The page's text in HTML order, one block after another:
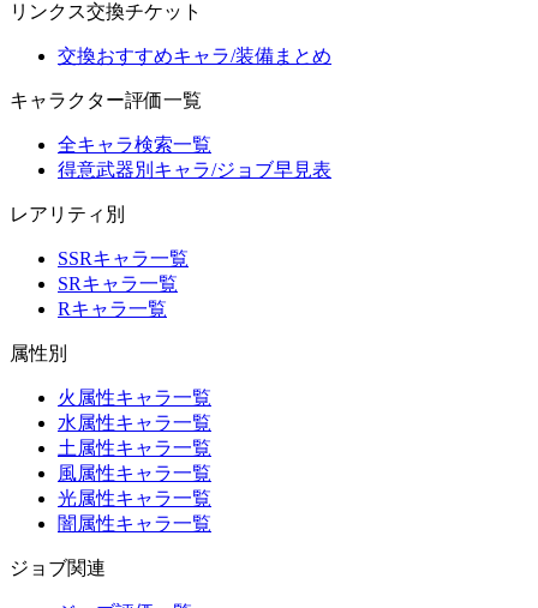
リンクス交換チケット
交換おすすめキャラ/装備まとめ
キャラクター評価一覧
全キャラ検索一覧
得意武器別キャラ/ジョブ早見表
レアリティ別
SSRキャラ一覧
SRキャラ一覧
Rキャラ一覧
属性別
火属性キャラ一覧
水属性キャラ一覧
土属性キャラ一覧
風属性キャラ一覧
光属性キャラ一覧
闇属性キャラ一覧
ジョブ関連